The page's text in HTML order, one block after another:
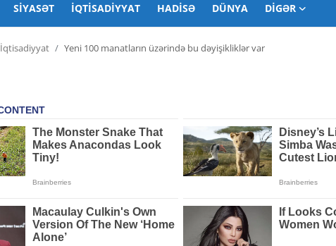
SIYASƏT İQTISADIYYAT HADISƏ DÜNYA DIGƏR
İqtisadiyyat Yeni 100 manatların üzərində bu dəyişikliklər var